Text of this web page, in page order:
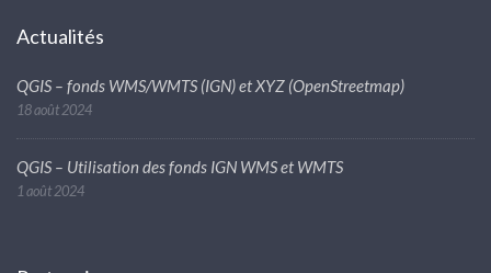
Actualités
QGIS – fonds WMS/WMTS (IGN) et XYZ (OpenStreetmap)
18 août 2024
QGIS – Utilisation des fonds IGN WMS et WMTS
1 août 2024